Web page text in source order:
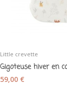
Little crevette
59,00 €